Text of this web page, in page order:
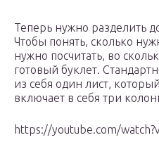
Теперь нужно разделить
Чтобы понять, сколько
нужно посчитать, во
готовый буклет.
из себя один лист,
включает в себя три
https://youtube.com/